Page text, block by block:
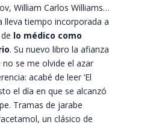
William Carlos Williams…
lleva tiempo incorporada a
lo médico como
. Su nuevo libro la afianza
no se me olvide el azar
acabé de leer ‘El
el día en que se alcanzó
Tramas de jarabe
un clásico de